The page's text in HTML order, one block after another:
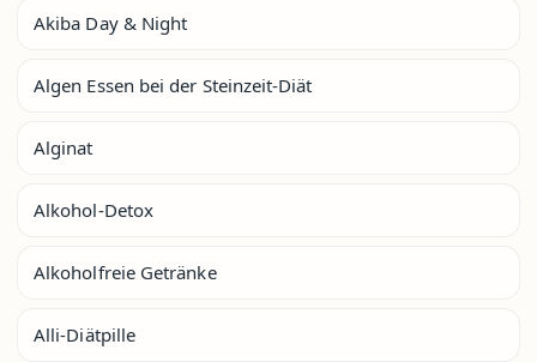
Akiba Day & Night
Algen Essen bei der Steinzeit-Diät
Alginat
Alkohol-Detox
Alkoholfreie Getränke
Alli-Diätpille